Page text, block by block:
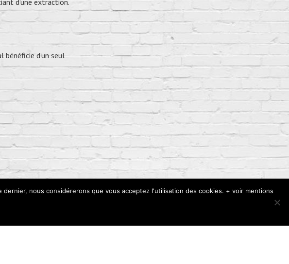
d’une extraction.
d’un seul
nous considérerons que vous acceptez l'utilisation des cookies. + voir mentions